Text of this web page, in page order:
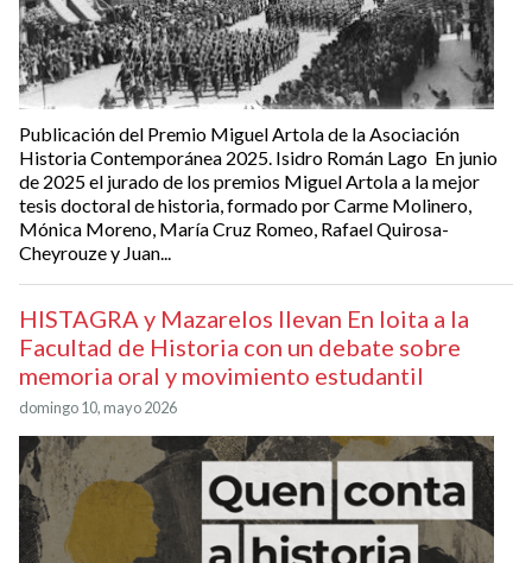
Publicación del Premio Miguel Artola de la Asociación
Historia Contemporánea 2025. Isidro Román Lago En junio
de 2025 el jurado de los premios Miguel Artola a la mejor
tesis doctoral de historia, formado por Carme Molinero,
Mónica Moreno, María Cruz Romeo, Rafael Quirosa-
Cheyrouze y Juan...
HISTAGRA y Mazarelos llevan En loita a la
Facultad de Historia con un debate sobre
memoria oral y movimiento estudantil
domingo 10, mayo 2026